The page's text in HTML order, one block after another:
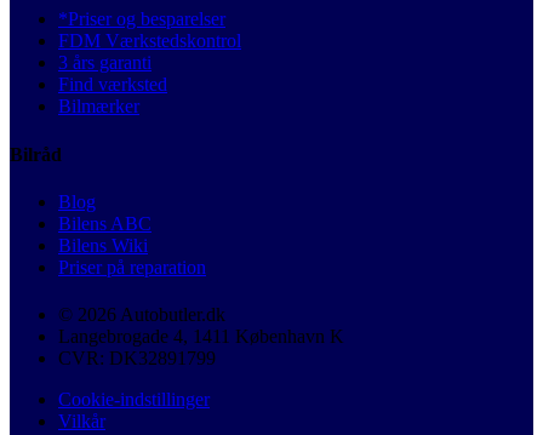
*Priser og besparelser
FDM Værkstedskontrol
3 års garanti
Find værksted
Bilmærker
Bilråd
Blog
Bilens ABC
Bilens Wiki
Priser på reparation
© 2026 Autobutler.dk
Langebrogade 4, 1411 København K
CVR: DK32891799
Cookie-indstillinger
Vilkår